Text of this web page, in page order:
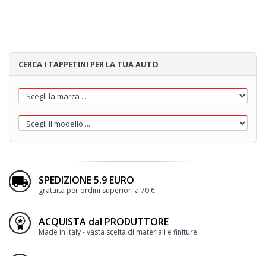
5 RICAMO
60€
Loading...
CERCA I TAPPETINI PER LA TUA AUTO
SPEDIZIONE 5.9 EURO
gratuita per ordini superiori a 70 €.
ACQUISTA dal PRODUTTORE
Made in Italy - vasta scelta di materiali e finiture.